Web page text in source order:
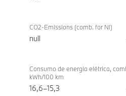
CO2-Emissions (comb. for NI)
null
Consumo de energia elétrica,
kWh/100 km
16,6–15,3